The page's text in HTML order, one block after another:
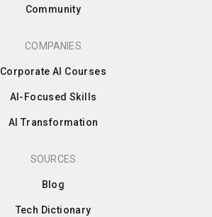
Community
COMPANIES
Corporate AI Courses
AI-Focused Skills
AI Transformation
SOURCES
Blog
Tech Dictionary